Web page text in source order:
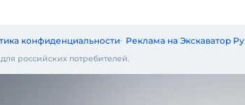
конфиденциальности Реклама на Экскаватор Ру
российских потребителей.